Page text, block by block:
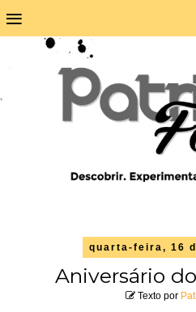
≡
quarta-feira, 16
Aniversário
Texto por